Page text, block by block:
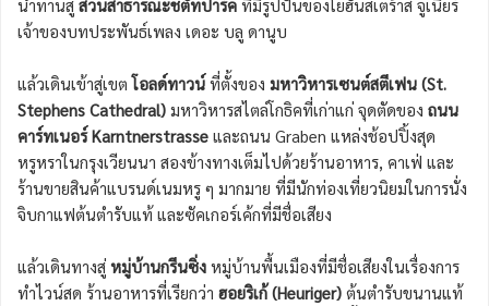
นำท่านสู่ สวนสาธารณะชตัทปาร์ค ที่มีรูปปั้นของโยฮันสเตร้าส์ จูเนียร์
เจ้าของบทประพันธ์เพลง เดอะ บลู ดานูบ
แล้วเดินเข้าสู่เขต โอลด์ทาวน์ ที่ตั้งของ มหาวิหารเซนต์สตีเฟน (St.
Stephens Cathedral) มหาวิหารสไตล์โกธิคที่เก่าแก่ จุดตัดของ ถนน
คาร์ทเนอร์ Karntnerstrasse และถนน Graben แหล่งช้อปปิ้งสุด
หรูหราในกรุงเวียนนา สองข้างทางเต็มไปด้วยร้านอาหาร, คาเฟ่ และ
ร้านขายสินค้าแบรนด์เนมหรู ๆ มากมาย ที่มีนักท่องเที่ยวนิยมในการนั่ง
จิบกาแฟต้นตำรับแท้ และซัคเกอร์เค้กที่มีชื่อเสียง
แล้วเดินทางสู่ หมู่บ้านกรีนซิ่ง หมู่บ้านพื้นเมืองที่มีชื่อเสียงในเรื่องการ
ทำไวน์สด ร้านอาหารที่เรียกว่า ฮอยริเก้ (Heuriger) ต้นตำรับขนานแท้